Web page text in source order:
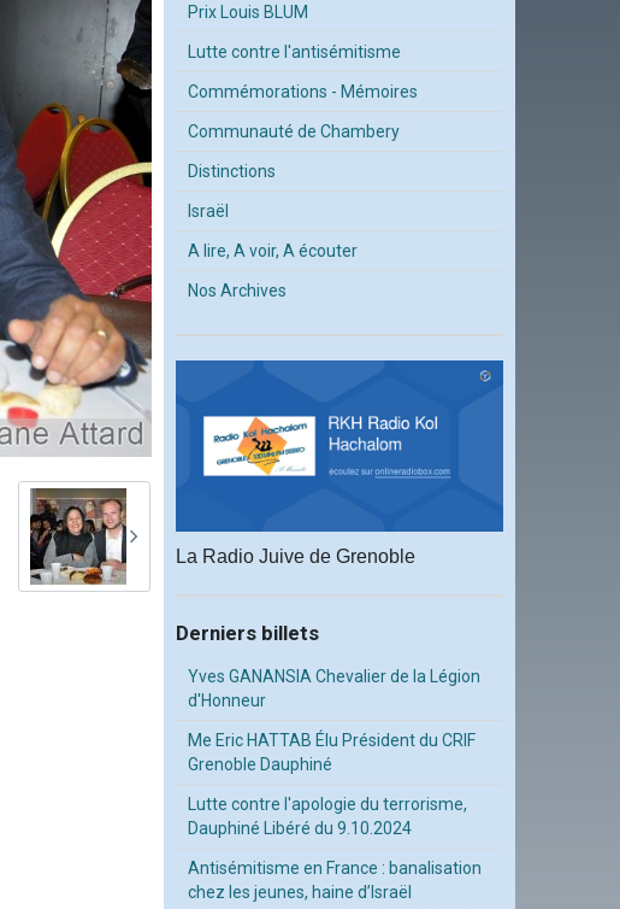
Prix Louis BLUM
Lutte contre l'antisémitisme
Commémorations - Mémoires
Communauté de Chambery
Distinctions
Israël
A lire, A voir, A écouter
Nos Archives
La Radio Juive de Grenoble
Derniers billets
Yves GANANSIA Chevalier de la Légion
d'Honneur
Me Eric HATTAB Élu Président du CRIF
Grenoble Dauphiné
Lutte contre l'apologie du terrorisme,
Dauphiné Libéré du 9.10.2024
Antisémitisme en France : banalisation
chez les jeunes, haine d’Israël